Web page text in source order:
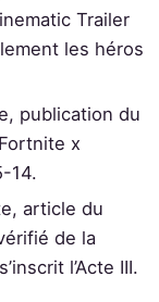
Trailer
les héros
publication du
x
14.
article du
de la
l’Acte III.